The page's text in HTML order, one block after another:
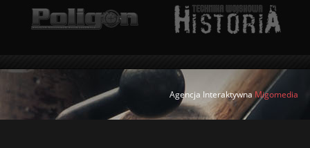
Agencja Interaktywna Migomedia